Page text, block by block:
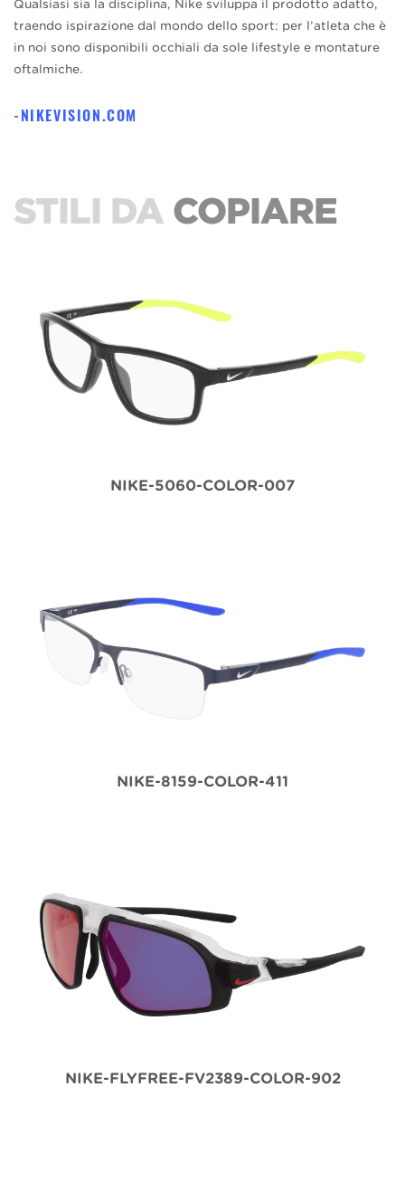
Qualsiasi sia la disciplina, Nike sviluppa il prodotto adatto,
traendo ispirazione dal mondo dello sport: per l’atleta che è
in noi sono disponibili occhiali da sole lifestyle e montature
oftalmiche.
NIKEVISION.COM
STILI DA COPIARE
NIKE-5060-COLOR-007
NIKE-8159-COLOR-411
NIKE-FLYFREE-FV2389-COLOR-902